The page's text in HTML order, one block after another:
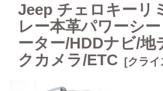
Jeep チェロキー
レー本革パワーシ
ーター/HDDナビ/地
クカメラ/ETC
[クライ